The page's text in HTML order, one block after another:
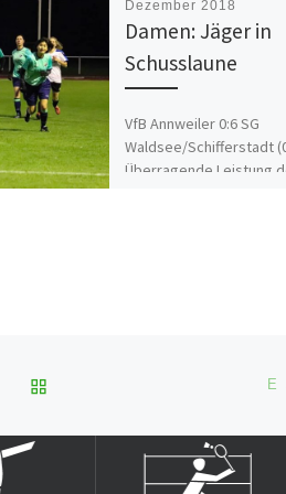
Dezember 2018
Damen: Jäger in
Schusslaune
VfB Annweiler 0:6 SG
Waldsee/Schifferstadt
Überragende Leistung
ZURÜCK ZUR E